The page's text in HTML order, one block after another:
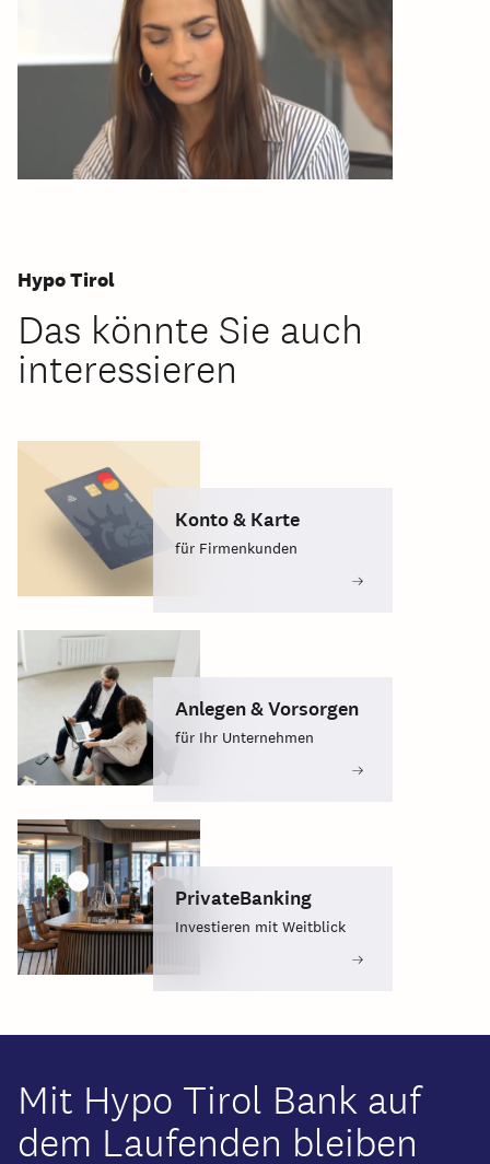
Hypo Tirol
Das könnte Sie auch
interessieren
Konto & Karte
für Firmenkunden
Anlegen & Vorsorgen
für Ihr Unternehmen
PrivateBanking
Investieren mit Weitblick
Mit Hypo Tirol Bank auf
dem Laufenden bleiben